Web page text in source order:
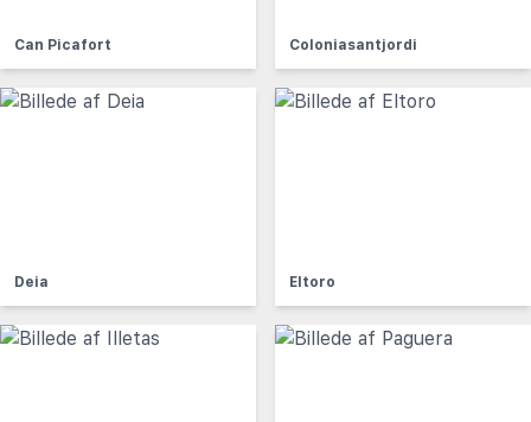
Can Picafort Coloniasantjordi
Deia Eltoro